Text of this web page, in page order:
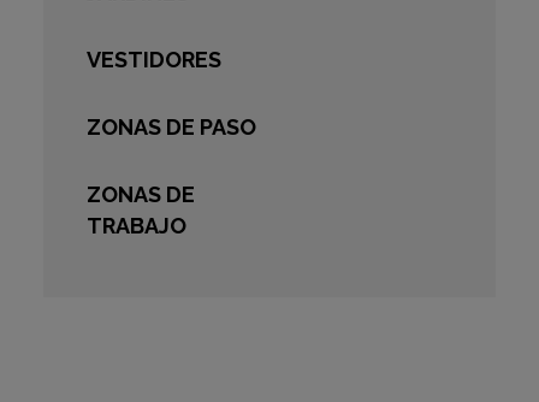
VESTIDORES
ZONAS DE PASO
ZONAS DE
TRABAJO